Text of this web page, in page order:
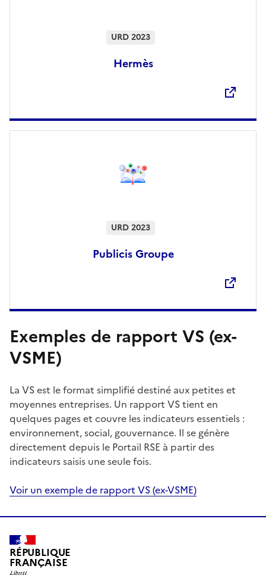
Hermès
URD 2023
Publicis Groupe
URD 2023
Exemples de rapport VS (ex-
VSME)
La VS est le format simplifié destiné aux petites et
moyennes entreprises. Un rapport VS tient en
quelques pages et couvre les indicateurs essentiels :
environnement, social, gouvernance. Il se génère
directement depuis le Portail RSE à partir des
indicateurs saisis une seule fois.
Voir un exemple de rapport VS (ex-VSME)
RÉPUBLIQUE
FRANÇAISE